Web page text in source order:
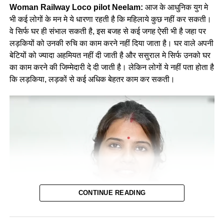
Woman Railway Loco pilot Neelam: आज के आधुनिक युग मे
भी कई लोगों के मन मे ये धारणा रहती है कि महिलाये कुछ नहीं कर सकती।
वे सिर्फ घर ही संभाल सकती है, इस बजह से कई जगह ऐसी भी है जहा पर
लड़कियों को उनकी रुचि का काम करने नहीं दिया जाता है। घर वाले अपनी
बेटियों को ज्यादा अहमियत नहीं दी जाती है और ससुराल मे सिर्फ उनको घर
का काम करने की जिम्मेदारी दे दी जाती है। लेकिन लोगों ये नहीं पता होता है
कि लड़किया, लड़कों से कई अधिक बेहतर काम कर सकती।
CONTINUE READING